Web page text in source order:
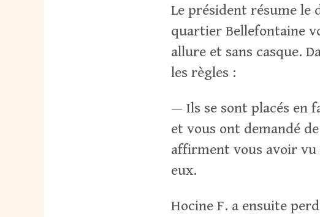
Le président résume le
quartier Bellefontaine
allure et sans casque.
les règles :
— Ils se sont placés en
et vous ont demandé
affirment vous avoir vu
eux.
Hocine F. a ensuite